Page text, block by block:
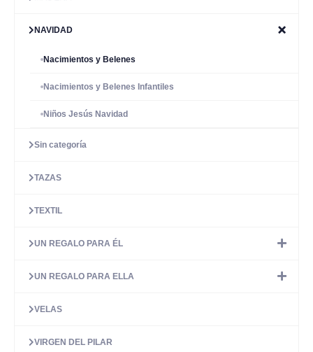
NAVIDAD
Nacimientos y Belenes
Nacimientos y Belenes Infantiles
Niños Jesús Navidad
Sin categoría
TAZAS
TEXTIL
UN REGALO PARA ÉL
UN REGALO PARA ELLA
VELAS
VIRGEN DEL PILAR